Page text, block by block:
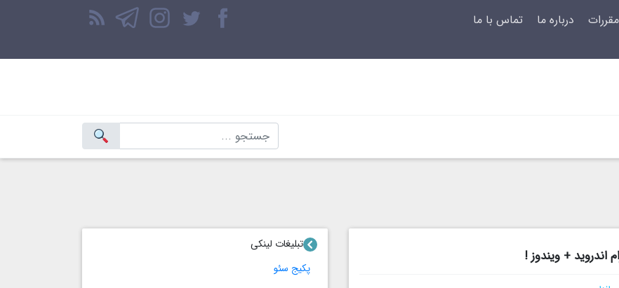
درباره ما تماس با ما
اندروید + ویندوز !
تبلیغات لینکی
پکیج سئو